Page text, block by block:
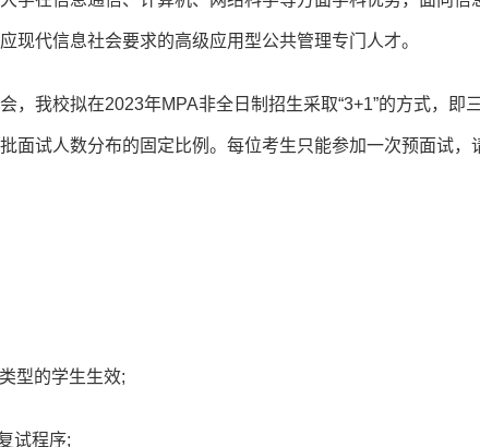
现代信息社会要求的高级应用型公共管理专门人才。
，我校拟在2023年MPA非全日制招生采取“3+1”的方式，即
面试人数分布的固定比例。每位考生只能参加一次预面试，
型的学生生效;
试程序;